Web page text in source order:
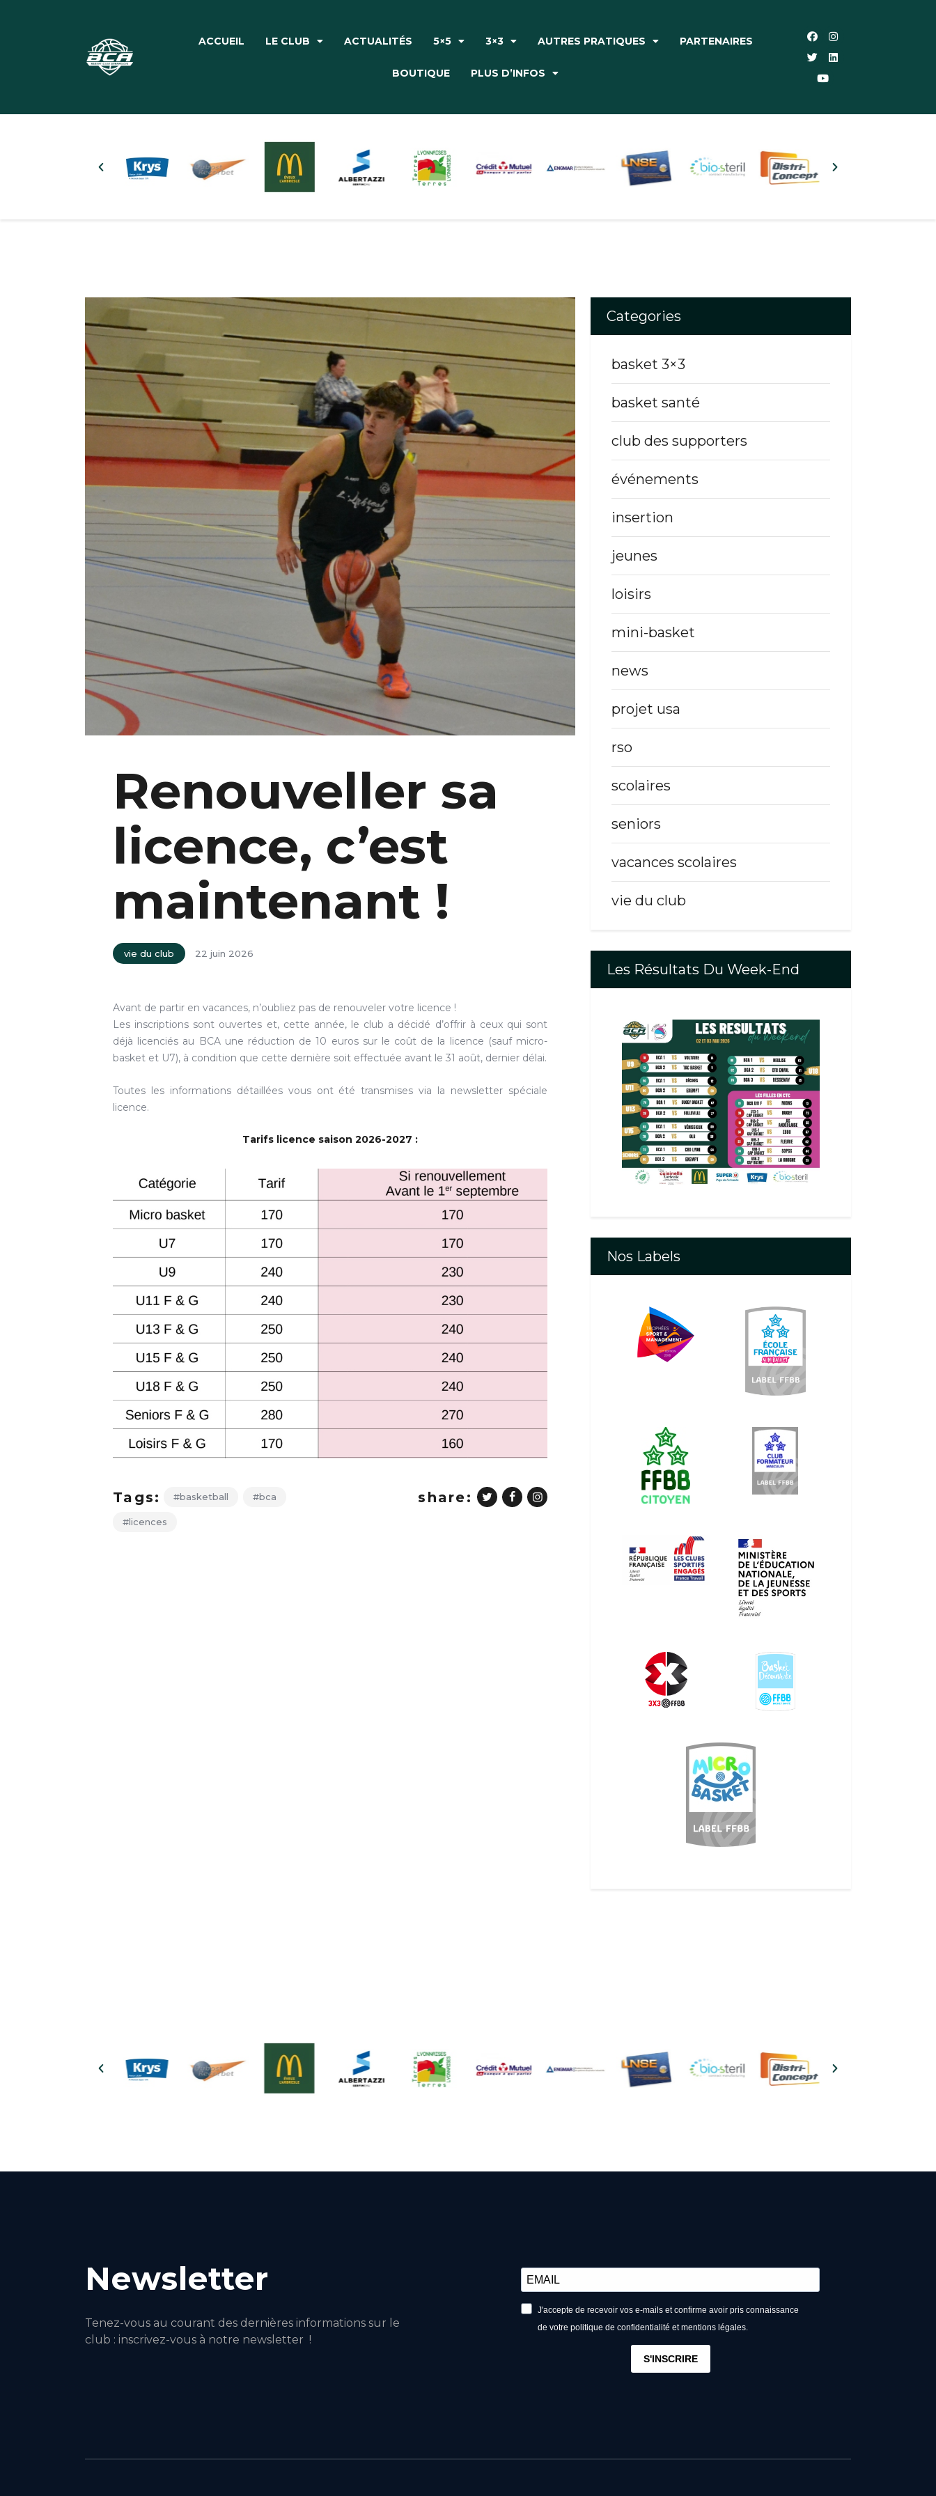
ACCUEIL LE CLUB ACTUALITÉS 5×5 3×3 AUTRES PRATIQUES PARTENAIRES
BOUTIQUE PLUS D’INFOS
Le Club
Partenaires
Boutique
Renouveller sa
licence, c’est
maintenant !
vie du club 22 juin 2026
Avant de partir en vacances, n’oubliez pas de renouveler votre licence !
Les inscriptions sont ouvertes et, cette année, le club a décidé d’offrir à ceux qui sont
déjà licenciés au BCA une réduction de 10 euros sur le coût de la licence (sauf micro-
basket et U7), à condition que cette dernière soit effectuée avant le 31 août, dernier délai.
Toutes les informations détaillées vous ont été transmises via la newsletter spéciale
licence.
Tarifs licence saison 2026-2027 :
Tags: #basketball #bca
#licences
share:
Categories
basket 3×3
basket santé
club des supporters
événements
insertion
jeunes
loisirs
mini-basket
news
projet usa
rso
scolaires
seniors
vacances scolaires
vie du club
Les Résultats Du Week-End
Nos Labels
Newsletter
Tenez-vous au courant des dernières informations sur le
club : inscrivez-vous à notre newsletter !
J'accepte de recevoir vos e-mails et confirme avoir pris connaissance
de votre politique de confidentialité et mentions légales.
S'INSCRIRE